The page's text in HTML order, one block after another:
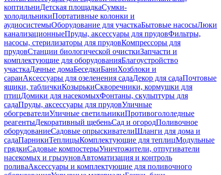
коптильниДетская площадкаСумки-
холодильникиПортативные колонки и
аудиосистемыОборудование для участкаБытовые насосыЛюки
канализационныеПруды, аксессуары для прудовФильтры,
насосы, стерилизаторы для прудовКомпрессоры для
прудовСтанции биологической очисткиЗапчасти и
комплектующие для оборудованияБлагоустройство
участкаДачные домаБеседкиБаниХозблоки и
сараиАксессуары для озеленения садаДекор для садаПочтовые
ящики, табличкиКозырькиСкворечники, кормушки для
птицДомики для насекомыхФонтаны, скульптуры для
садаПруды, аксессуары для прудовУличные
обогревателиУличные светильникиПротивогололедные
реагентыДекоративный щебеньСад и огородПоливочное
оборудованиеСадовые опрыскивателиШланги для дома и
садаПарникиТеплицыКомплектующие для теплицМодульные
грядкиСадовые компостерыУничтожители, отпугиватели
насекомых и грызуновАвтоматизация и контроль
поливаАксессуары и комплектующие для поливочного